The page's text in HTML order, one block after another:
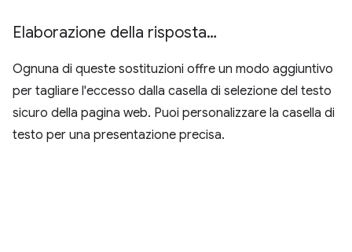
Elaborazione della risposta…
Ognuna di queste sostituzioni offre un modo aggiuntivo
per tagliare l'eccesso dalla casella di selezione del testo
sicuro della pagina web. Puoi personalizzare la casella di
testo per una presentazione precisa.